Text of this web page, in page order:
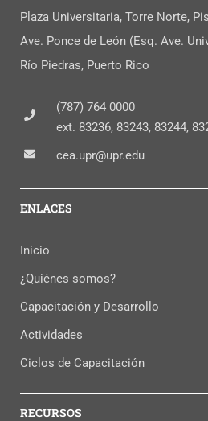
Plaza Universitaria, Torre Norte,
Ave. Ponce de León (Esq. Ave.
Río Piedras, Puerto Rico
(787) 764 0000
ext. 83236, 83243, 83244,
cea.upr@upr.edu
ENLACES
Inicio
¿Quiénes somos?
Capacitación y Desarrollo
Actividades
Ciclos de Capacitación
RECURSOS